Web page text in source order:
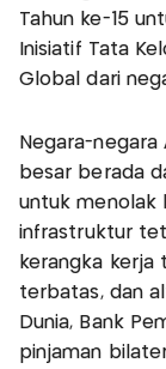
Tahun ke-15
Inisiatif Tata
Global dari
Negara-negara
besar berada
untuk menolak
infrastruktur
kerangka kerja
terbatas, dan
Dunia, Bank
pinjaman